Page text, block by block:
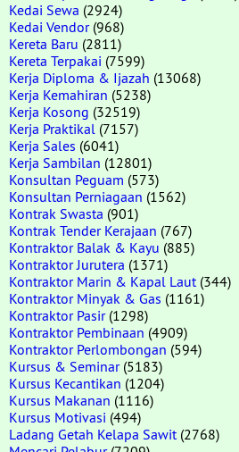
Kedai Sewa (2924)
Kedai Vendor(968)
Kereta Baru (2811)
Kereta Terpakai (7599)
Kerja Diploma & Ijazah (13068)
Kerja Kemahiran (5238)
Kerja Kosong (32519)
Kerja Praktikal (7157)
Kerja Sales (6041)
Kerja Sambilan (12801)
Konsultan Peguam (573)
Konsultan Perniagaan (1562)
Kontrak Swasta (901)
Kontrak Tender Kerajaan (767)
Kontraktor Balak & Kayu (885)
Kontraktor Jurutera (1371)
Kontraktor Marin & Kapal Laut (344)
Kontraktor Minyak & Gas (1161)
Kontraktor Pasir(1298)
Kontraktor Pembinaan (4909)
Kontraktor Perlombongan (594)
Kursus & Seminar(5183)
Kursus Kecantikan (1204)
Kursus Makanan (1116)
Kursus Motivasi (494)
Ladang Getah Kelapa Sawit (2768)